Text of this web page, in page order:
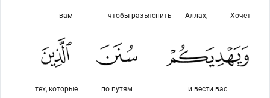
Хочет
Аллах,
чтобы разъяснить
вам
и вести вас
по путям
тех, которые